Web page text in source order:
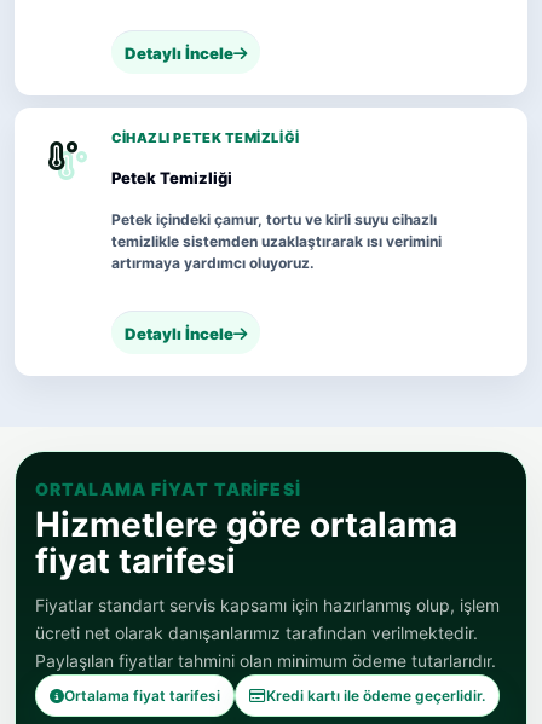
Detaylı İncele
CIHAZLI PETEK TEMIZLIĞI
Petek Temizliği
Petek içindeki çamur, tortu ve kirli suyu cihazlı
temizlikle sistemden uzaklaştırarak ısı verimini
artırmaya yardımcı oluyoruz.
Detaylı İncele
ORTALAMA FIYAT TARIFESI
Hizmetlere göre ortalama
fiyat tarifesi
Fiyatlar standart servis kapsamı için hazırlanmış olup, işlem
ücreti net olarak danışanlarımız tarafından verilmektedir.
Paylaşılan fiyatlar tahmini olan minimum ödeme tutarlarıdır.
Ortalama fiyat tarifesi Kredi kartı ile ödeme geçerlidir.